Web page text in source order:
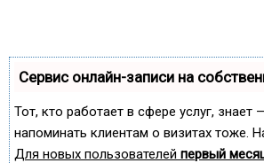
Сервис онлайн-записи на
Тот, кто работает в сфере услуг,
напоминать клиентам о визитах
Для новых пользователей первый